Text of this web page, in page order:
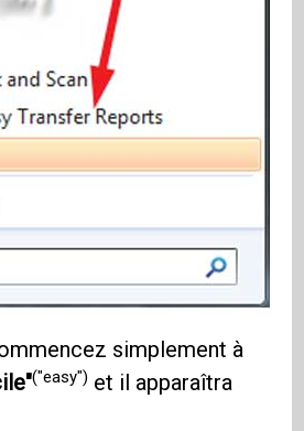
simplement à
("easy") et il apparaîtra